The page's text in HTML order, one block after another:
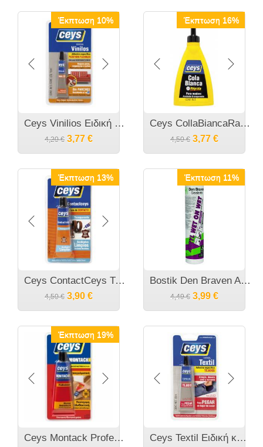
Έκπτωση 10%
Ceys Vinilios Ειδική κόλλα βινυλίου Εύκαμπτών πλαστικών
4,20 € 3,77 €
Έκπτωση 16%
Ceys CollaBiancaRapida Λευκή γρήγορη Ξυλόκολλα
4,50 € 3,77 €
Έκπτωση 13%
Ceys ContactCeys Transparente Ισχυρή ελαστική διαφανής βενζινόκολλα
4,50 € 3,90 €
Έκπτωση 11%
Bostik Den Braven Acryl Wet On Wet Ακρυλική Σιλικόνη Ξύλου Λευκή 310ml
4,49 € 3,99 €
Έκπτωση 19%
Ceys Montack Professional Κατασκευαστική κόλλα μοντάζ 100ml Ceys Textil Ειδική κόλλα για υφάσματα